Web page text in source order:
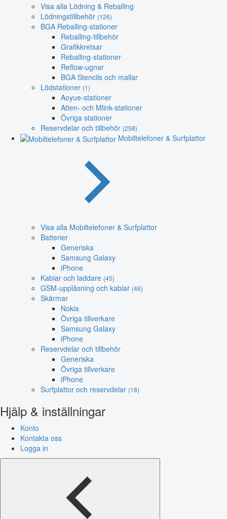
Visa alla Lödning & Reballing
Lödningstillbehör (126)
BGA Reballing-stationer
Reballing-tillbehör
Grafikkretsar
Reballing-stationer
Reflow-ugnar
BGA Stencils och mallar
Lödstationer (1)
Aoyue-stationer
Atten- och Mlink-stationer
Övriga stationer
Reservdelar och tillbehör (258)
Mobiltelefoner & Surfplattor
Visa alla Mobiltelefoner & Surfplattor
Batterier
Generiska
Samsung Galaxy
iPhone
Kablar och laddare (45)
GSM-upplåsning och kablar (46)
Skärmar
Nokia
Övriga tillverkare
Samsung Galaxy
iPhone
Reservdelar och tillbehör
Generiska
Övriga tillverkare
iPhone
Surfplattor och reservdelar (18)
Hjälp & inställningar
Konto
Kontakta oss
Logga in